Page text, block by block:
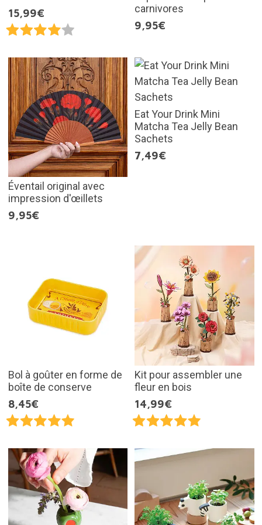
15,99€
carnivores
9,95€
Éventail original avec
impression d'œillets
9,95€
Eat Your Drink Mini
Matcha Tea Jelly Bean
Sachets
7,49€
Bol à goûter en forme de
boîte de conserve
8,45€
Kit pour assembler une
fleur en bois
14,99€